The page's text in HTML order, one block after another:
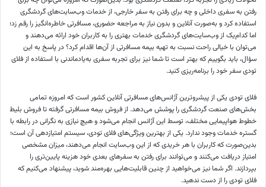
رفتن به سفری داخلی و چه برای رفتن به سفر خارجی، از خدمات وب‌سایت‌های گردشگری
استفاده کرد و به‌صورت آنلاین و بدون نیاز به مراجعه حضوری، مسافرتی خاطره‌انگیز را رقم زد؛
اما کدام‌یک از وب‌سایت‌های گردشگری خدمات بهتری را به کاربران خود ارائه می‌دهند و
می‌توان با خیالی راحت نسبت به تهیه بیمه مسافرتی از آن‌ها اقدام کرد؟ در پاسخ به این
سؤال، باید بگوییم که بهتر است تا شما نیز برای تجربه سفری به‌یادماندنی با استفاده از فلای
تودی سفر خود را برنامه‌ریزی کنید.
فلای تودی یکی از پیشروترین آژانس‌های مسافرتی آنلاین کشور است که امروزه تمامی
بخش‌های صنعت گردشگری را پوشش می‌دهد. از فروش بیمه مسافرتی گرفته تا فروش بلیط
خطوط هواپیمایی مختلف، توسط این آژانس ‌انجام می‌شود و هیچ نیازی به نگرانی در رابطه با
گستره خدمات وجود ندارد. یکی از بهترین ویژگی‌های فلای تودی، سیستم امتیازدهی آن است؛
بدین‌صورت که کاربران با هر خریدی که از این وب‌سایت انجام می‌دهند، میزان مشخصی
امتیاز دریافت می‌کنند و می‌توانند برای رفتن به سفرهای بعدی خود هزینه پایین‌تری را
بپردازند. اگر شما نیز می‌خواهید از چنین قابلیت‌هایی بهره‌مند شوید، پیشنهاد می‌کنیم که
فلای تودی را از دست ندهید.